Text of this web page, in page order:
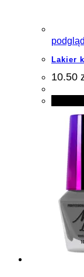
podgląd
Lakier
10.50